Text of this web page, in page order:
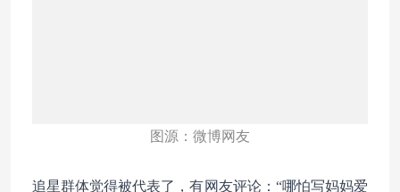
图源：微博网友
追星群体觉得被代表了，有网友评论：“哪怕写妈妈爱